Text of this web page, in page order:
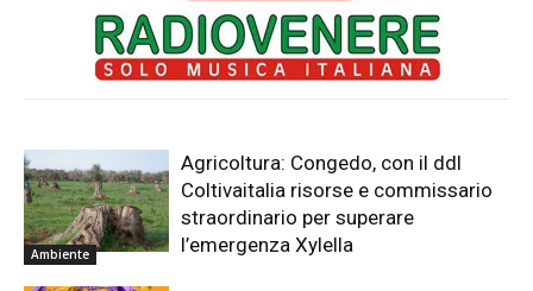
Ambiente
Agricoltura: Congedo, con il ddl
Coltivaitalia risorse e commissario
straordinario per superare
l’emergenza Xylella